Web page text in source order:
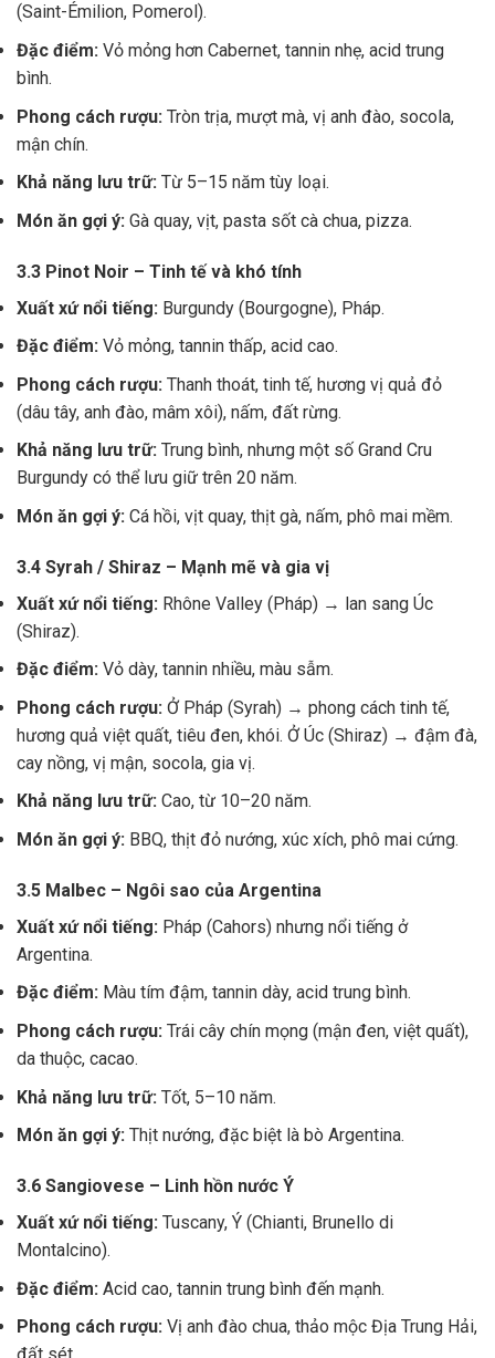
(Saint-Émilion, Pomerol).
Đặc điểm: Vỏ mỏng hơn Cabernet, tannin nhẹ, acid trung
bình.
Phong cách rượu: Tròn trịa, mượt mà, vị anh đào, socola,
mận chín.
Khả năng lưu trữ: Từ 5–15 năm tùy loại.
Món ăn gợi ý: Gà quay, vịt, pasta sốt cà chua, pizza.
3.3 Pinot Noir – Tinh tế và khó tính
Xuất xứ nổi tiếng: Burgundy (Bourgogne), Pháp.
Đặc điểm: Vỏ mỏng, tannin thấp, acid cao.
Phong cách rượu: Thanh thoát, tinh tế, hương vị quả đỏ
(dâu tây, anh đào, mâm xôi), nấm, đất rừng.
Khả năng lưu trữ: Trung bình, nhưng một số Grand Cru
Burgundy có thể lưu giữ trên 20 năm.
Món ăn gợi ý: Cá hồi, vịt quay, thịt gà, nấm, phô mai mềm.
3.4 Syrah / Shiraz – Mạnh mẽ và gia vị
Xuất xứ nổi tiếng: Rhône Valley (Pháp) → lan sang Úc
(Shiraz).
Đặc điểm: Vỏ dày, tannin nhiều, màu sẫm.
Phong cách rượu: Ở Pháp (Syrah) → phong cách tinh tế,
hương quả việt quất, tiêu đen, khói. Ở Úc (Shiraz) → đậm đà,
cay nồng, vị mận, socola, gia vị.
Khả năng lưu trữ: Cao, từ 10–20 năm.
Món ăn gợi ý: BBQ, thịt đỏ nướng, xúc xích, phô mai cứng.
3.5 Malbec – Ngôi sao của Argentina
Xuất xứ nổi tiếng: Pháp (Cahors) nhưng nổi tiếng ở
Argentina.
Đặc điểm: Màu tím đậm, tannin dày, acid trung bình.
Phong cách rượu: Trái cây chín mọng (mận đen, việt quất),
da thuộc, cacao.
Khả năng lưu trữ: Tốt, 5–10 năm.
Món ăn gợi ý: Thịt nướng, đặc biệt là bò Argentina.
3.6 Sangiovese – Linh hồn nước Ý
Xuất xứ nổi tiếng: Tuscany, Ý (Chianti, Brunello di
Montalcino).
Đặc điểm: Acid cao, tannin trung bình đến mạnh.
Phong cách rượu: Vị anh đào chua, thảo mộc Địa Trung Hải,